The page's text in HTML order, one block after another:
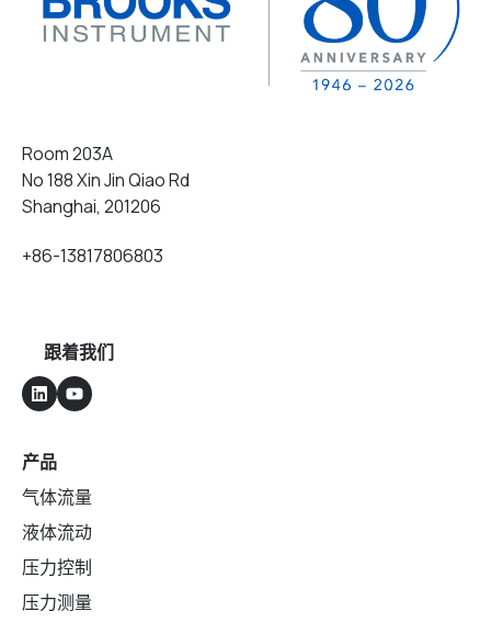
Room 203A
No 188 Xin Jin Qiao Rd
Shanghai, 201206
+86-13817806803
跟着我们
产品
气体流量
液体流动
压力控制
压力测量